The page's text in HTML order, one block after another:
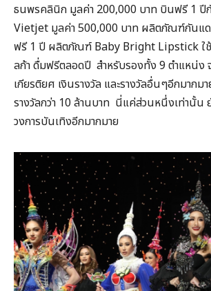
ธนพรคลินิก มูลค่า 200,000 บาท บินฟรี 1 ปี
Vietjet มูลค่า 500,000 บาท ผลิตภัณฑ์กันแ
ฟรี 1 ปี ผลิตภัณฑ์ Baby Bright Lipstick ใช้
ลก้า ดื่มฟรีตลอดปี สำหรับรองทั้ง 9 ตำแหน่ง
เกียรติยศ เงินรางวัล และรางวัลอื่นๆอีกมากม
รางวัลกว่า 10 ล้านบาท นี่แค่ส่วนหนึ่งเท่านั้น
วงการบันเทิงอีกมากมาย